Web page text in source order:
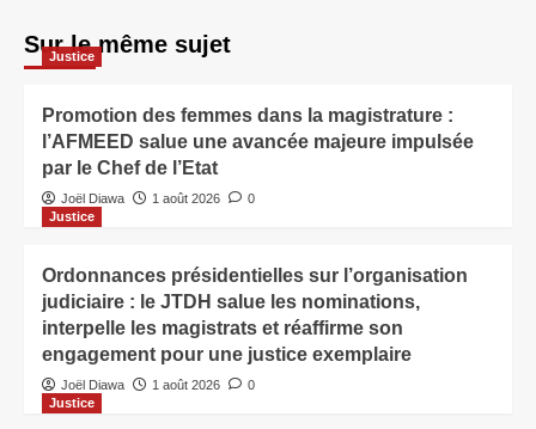
Sur le même sujet
Justice
Promotion des femmes dans la magistrature :
l’AFMEED salue une avancée majeure impulsée
par le Chef de l’Etat
Joël Diawa 1 août 2026
0
Justice
Ordonnances présidentielles sur l’organisation
judiciaire : le JTDH salue les nominations,
interpelle les magistrats et réaffirme son
engagement pour une justice exemplaire
Joël Diawa 1 août 2026
0
Justice